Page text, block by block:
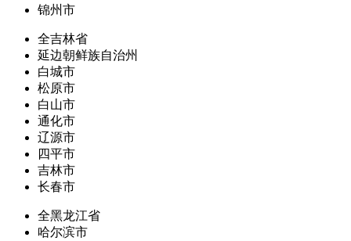
锦州市
全吉林省
延边朝鲜族自治州
白城市
松原市
白山市
通化市
辽源市
四平市
吉林市
长春市
全黑龙江省
哈尔滨市